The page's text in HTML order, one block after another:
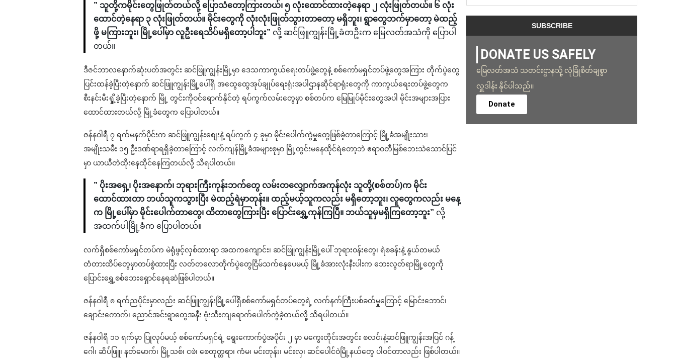
” သူတို့ကမိုင်းတွေဖြုတ်တယ်လို့ ပြောသံတော့ကြားတယ်၊ ၅ လုံးထောင်ထားတဲ့နေရာ ၂ လုံးဖြုတ်တယ်။ ၆ လုံး
ထောင်တဲ့နေရာ ၃ လုံးဖြုတ်တယ်။ မိုင်းတွေကို လုံးလုံးဖြုတ်သွားတာတော့ မရှိဘူး၊ ရွာတွေဘက်မှာတော့ မဲထည့်
ဖို့ မကြားဘူး၊ မြို့ပေါ်မှာ လူဦးရေသိပ်မရှိတော့ပါဘူး” လို့ ဆင်ဖြူကျွန်းမြို့ခံတဦးက မြေလတ်အသံကို ပြောပါ
တယ်။
ဒီဇင်ဘာလနောက်ဆုံးပတ်အတွင်း ဆင်ဖြူကျွန်းမြို့မှာ ဒေသကာကွယ်ရေးတပ်ဖွဲ့တွေနဲ့ စစ်ကော်မရှင်တပ်ဖွဲ့တွေအကြား တိုက်ပွဲတွေ
ပြင်းထန်ခဲ့ပြီးတဲ့နောက် ဆင်ဖြူကျွန်းမြို့ပေါ်ရှိ အထွေထွေအုပ်ချုပ်ရေးရုံးအပါဌာနဆိုင်ရာရုံးတွေကို ကာကွယ်ရေးတပ်ဖွဲ့တွေက
စီးနင်းမီးရှို့ခဲ့ပြီးတဲ့နောက် မြို့ တွင်းကိုဝင်ရောက်နိုင်တဲ့ ရပ်ကွက်လမ်းတွေမှာ စစ်တပ်က မြေမြုပ်မိုင်းတွေအပါ မိုင်းအများအပြား
ထောင်ထားတယ်လို့ မြို့ခံတွေက ပြောပါတယ်။
ဇန်နဝါရီ ၇ ရက်မနက်ပိုင်းက ဆင်ဖြူကျွန်းစျေးနဲ့ ရပ်ကွက် ၄ ခုမှာ မိုင်းပေါက်ကွဲမှုတွေဖြစ်ခဲ့တာကြောင့် မြို့ခံအမျိုးသား၊
အမျိုးသမီး ၁၅ ဦးဒဏ်ရာရရှိခဲ့တာကြောင့် လက်ကျန်မြို့ခံအများစုမှာ မြို့တွင်းမနေထိုင်ရဲတော့ဘဲ ဧရာဝတီမြစ်ဘေးသဲသောင်ပြင်
မှာ ယာယီတဲထိုးနေထိုင်နေကြတယ်လို့ သိရပါတယ်။
” ပိုးအရှေ့၊ ပိုးအနောက်၊ ဘုရားကြီးကုန်းဘက်တွေ လမ်းတလျှောက်အကုန်လုံး သူတို့(စစ်တပ်)က မိုင်း
ထောင်ထားတာ ဘယ်သူကသွားပြီး မဲထည့်ရဲမှာတုန်း။ ထည့်မယ့်သူကလည်း မရှိတော့ဘူး၊ လူတွေကလည်း မနေ့
က မြို့ပေါ်မှာ မိုင်းပေါက်တာတွေ၊ ထိတာတွေကြားပြီး ပြောင်းရွှေ့ကုန်ကြပြီ။ ဘယ်သူမှမရှိကြတော့ဘူး” လို့
အထက်ပါမြို့ခံက ပြောပါတယ်။
လက်ရှိစစ်ကော်မရှင်တပ်က မဲရုံဖွင့်လှစ်ထားရာ အထကကျောင်း၊ ဆင်ဖြူကျွန်းမြို့ပေါ် ဘုရားဝန်းတွေ၊ ရဲစခန်းနဲ့ နွယ်တမယ်
တံတားထိပ်တွေမှာတပ်စွဲထားပြီး လတ်တလောတိုက်ပွဲတွေငြိမ်သက်နေပေမယ့် မြို့ခံအားလုံးနီးပါးက ဘေးလွတ်ရာမြို့တွေကို
ပြောင်းရွှေ့စစ်ဘေးရှောင်နေရဆဲဖြစ်ပါတယ်။
ဇန်နဝါရီ ၈ ရက်ညပိုင်းမှာလည်း ဆင်ဖြူကျွန်းမြို့ပေါ်ရှိစစ်ကော်မရှင်တပ်တွေရဲ့ လက်နက်ကြီးပစ်ခတ်မှုကြောင့် မြောင်းဘောင်၊
ချောင်းကောက်၊ ညောင်အင်းရွာတွေအနီး ဗုံးသီးကျရောက်ပေါက်ကွဲခဲ့တယ်လို့ သိရပါတယ်။
ဇန်နဝါရီ ၁၁ ရက်မှာ ပြုလုပ်မယ့် စစ်ကော်မရှင်ရဲ့ ရွေးကောက်ပွဲအပိုင်း ၂ မှာ မကွေးတိုင်းအတွင်း စလင်းနဲ့ဆင်ဖြူကျွန်းအပြင် ဂန့်
ဂေါ၊ ဆိပ်ဖြူ၊ နတ်မောက်၊ မြို့သစ်၊ ငဖဲ၊ စေတုတ္တရာ၊ ကံမ၊ မင်းတုန်း၊ မင်းလှ၊ ဆင်ပေါင်ဝဲမြို့နယ်တွေ ပါဝင်တာလည်း ဖြစ်ပါတယ်။
DONATE US SAFELY
မြေလတ်အသံ သတင်းဌာနသို့ လုံခြုံစိတ်ချစွာ
လှူဒါန်း နိုင်ပါသည်။
Donate